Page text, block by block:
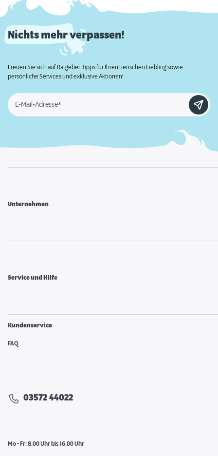
Nichts mehr verpassen!
Freuen Sie sich auf Ratgeber-Tipps für Ihren tierischen Liebling sowie
persönliche Services und exklusive Aktionen!
E-Mail-Adresse*
Unternehmen
Service und Hilfe
Kundenservice
FAQ
03572 44022
Mo - Fr: 8.00 Uhr bis 16.00 Uhr